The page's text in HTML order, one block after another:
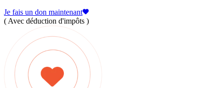
Je fais un don maintenant
( Avec déduction d'impôts )